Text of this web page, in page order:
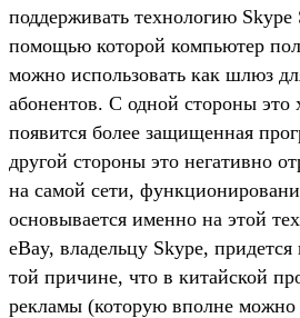
поддерживать технологию Skype
помощью которой компьютер
можно использовать как шлюз
абонентов. С одной стороны это
появится более защищенная
другой стороны это негативно
на самой сети,
основывается именно на этой
eBay, владельцу Skype,
той причине, что в китайской
рекламы (которую вполне можно